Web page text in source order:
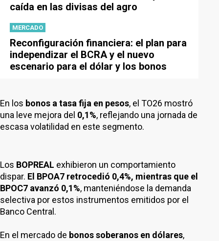
caída en las divisas del agro
MERCADO
Reconfiguración financiera: el plan para
independizar el BCRA y el nuevo
escenario para el dólar y los bonos
En los bonos a tasa fija en pesos, el TO26 mostró
una leve mejora del 0,1%, reflejando una jornada de
escasa volatilidad en este segmento.
Los BOPREAL exhibieron un comportamiento
dispar. El BPOA7 retrocedió 0,4%, mientras que el
BPOC7 avanzó 0,1%, manteniéndose la demanda
selectiva por estos instrumentos emitidos por el
Banco Central.
En el mercado de bonos soberanos en dólares,